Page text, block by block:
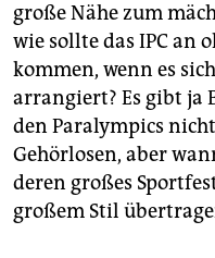
große Nähe zum
wie sollte das IPC an
kommen, wenn es
arrangiert? Es gibt ja
den Paralympics
Gehörlosen, aber
deren ­großes
großem Stil